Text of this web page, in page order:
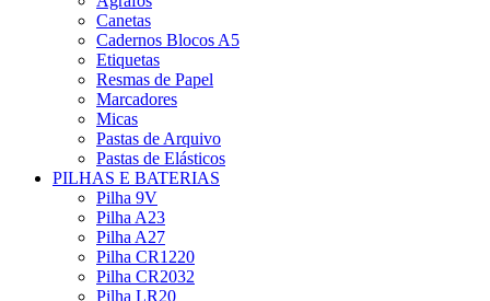
Canetas
Cadernos Blocos A5
Etiquetas
Resmas de Papel
Marcadores
Micas
Pastas de Arquivo
Pastas de Elásticos
PILHAS E BATERIAS
Pilha 9V
Pilha A23
Pilha A27
Pilha CR1220
Pilha CR2032
Pilha LR20